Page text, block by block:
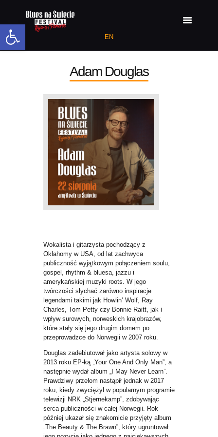
Open toolbar EN
Adam Douglas
ARTYŚCI 2026
PROGRAM 2026
AKTUALNOŚCI
MIEJSCE
MEDIA
POPRZEDNIE
EDYCJE
DEKLARACJA
DOSTĘPNOŚCI
RAPORT O STANIE
DOSTĘPNOŚCI
Wokalista i gitarzysta pochodzący z
Oklahomy w USA, od lat zachwyca
publiczność wyjątkowym połączeniem soulu,
gospel, rhythm & bluesa, jazzu i
amerykańskiej muzyki roots. W jego
twórczości słychać zarówno inspiracje
legendami takimi jak Howlin’ Wolf, Ray
Charles, Tom Petty czy Bonnie Raitt, jak i
wpływ surowych, norweskich krajobrazów,
które stały się jego drugim domem po
przeprowadzce do Norwegii w 2007 roku.
Douglas zadebiutował jako artysta solowy w
2013 roku EP-ką „Your One And Only Man”, a
następnie wydał album „I May Never Learn”.
Prawdziwy przełom nastąpił jednak w 2017
roku, kiedy zwyciężył w popularnym programie
telewizji NRK „Stjernekamp”, zdobywając
serca publiczności w całej Norwegii. Rok
później ukazał się znakomicie przyjęty album
„The Beauty & The Brawn”, który ugruntował